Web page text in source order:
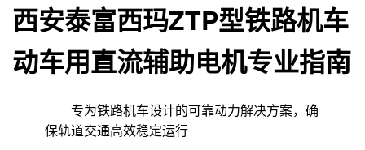
西安泰富西玛ZTP型铁路机车
动车用直流辅助电机专业指南
专为铁路机车设计的可靠动力解决方案，确
保轨道交通高效稳定运行